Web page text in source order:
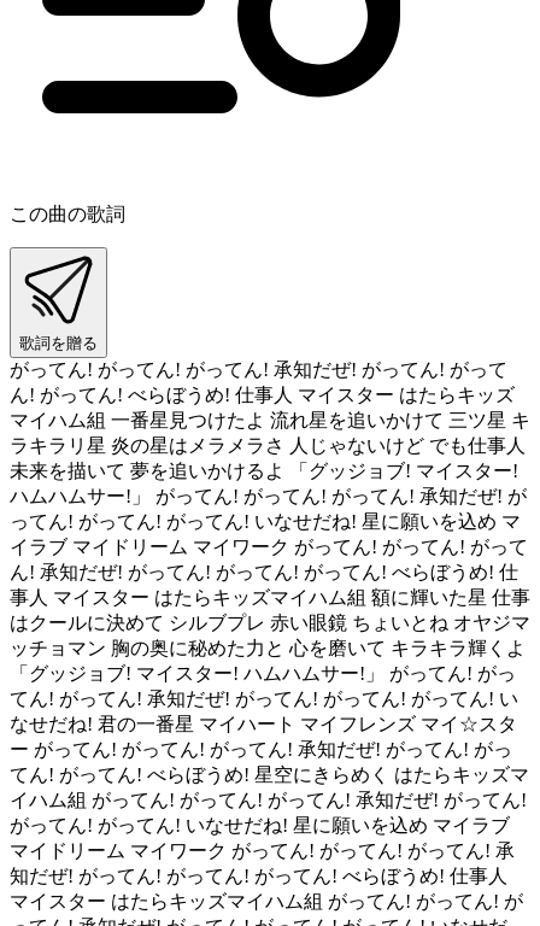
この曲の歌詞
歌詞を贈る
がってん! がってん! がってん! 承知だぜ! がってん! がって
ん! がってん! べらぼうめ! 仕事人 マイスター はたらキッズ
マイハム組 一番星見つけたよ 流れ星を追いかけて 三ツ星 キ
ラキラリ星 炎の星はメラメラさ 人じゃないけど でも仕事人
未来を描いて 夢を追いかけるよ 「グッジョブ! マイスター!
ハムハムサー!」 がってん! がってん! がってん! 承知だぜ! が
ってん! がってん! がってん! いなせだね! 星に願いを込め マ
イラブ マイドリーム マイワーク がってん! がってん! がって
ん! 承知だぜ! がってん! がってん! がってん! べらぼうめ! 仕
事人 マイスター はたらキッズマイハム組 額に輝いた星 仕事
はクールに決めて シルブプレ 赤い眼鏡 ちょいとね オヤジマ
ッチョマン 胸の奥に秘めた力と 心を磨いて キラキラ輝くよ
「グッジョブ! マイスター! ハムハムサー!」 がってん! がっ
てん! がってん! 承知だぜ! がってん! がってん! がってん! い
なせだね! 君の一番星 マイハート マイフレンズ マイ☆スタ
ー がってん! がってん! がってん! 承知だぜ! がってん! がっ
てん! がってん! べらぼうめ! 星空にきらめく はたらキッズマ
イハム組 がってん! がってん! がってん! 承知だぜ! がってん!
がってん! がってん! いなせだね! 星に願いを込め マイラブ
マイドリーム マイワーク がってん! がってん! がってん! 承
知だぜ! がってん! がってん! がってん! べらぼうめ! 仕事人
マイスター はたらキッズマイハム組 がってん! がってん! が